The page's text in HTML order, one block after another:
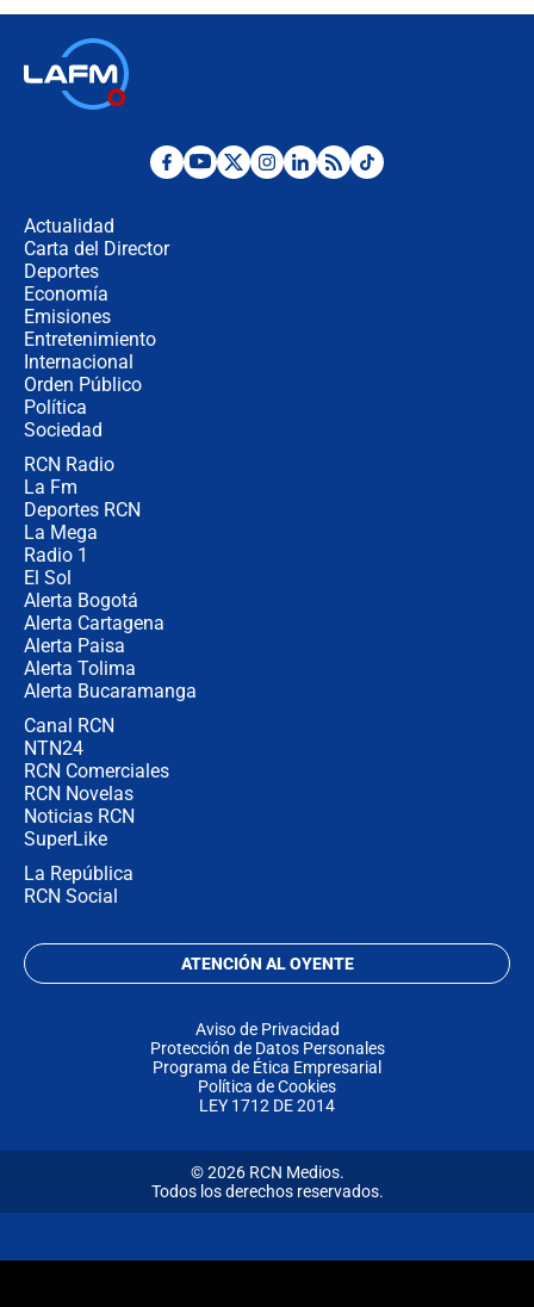
Posesión de Abelardo De La Espriella
Actualidad
Carta del Director
Deportes
Economía
Emisiones
Entretenimiento
Internacional
Orden Público
Política
Sociedad
RCN Radio
La Fm
Deportes RCN
La Mega
Radio 1
El Sol
Alerta Bogotá
Alerta Cartagena
Alerta Paisa
Alerta Tolima
Alerta Bucaramanga
Canal RCN
NTN24
RCN Comerciales
RCN Novelas
Noticias RCN
SuperLike
La República
RCN Social
ATENCIÓN AL OYENTE
Aviso de Privacidad
Protección de Datos Personales
Programa de Ética Empresarial
Política de Cookies
LEY 1712 DE 2014
© 2026 RCN Medios.
Todos los derechos reservados.